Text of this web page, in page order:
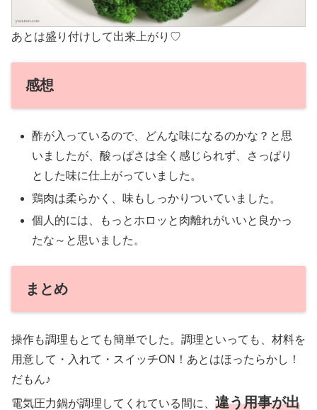
あとは盛り付けして出来上がり♡
感想
酢が入っているので、どんな味になるのかな？と思
いましたが、酸っぱさは全く感じられず、さっぱり
とした味に仕上がっていました。
鶏肉は柔らかく、味もしっかりついていました。
個人的には、もっとホロッと肉離れがいいと良かっ
たな～と思いました。
まとめ
操作も調理もとても簡単でした。調理といっても、材料を
用意して・入れて・スイッチON！あとはほったらかし！
だもん♪
電気圧力鍋が調理してくれている間に、 違う用事が出